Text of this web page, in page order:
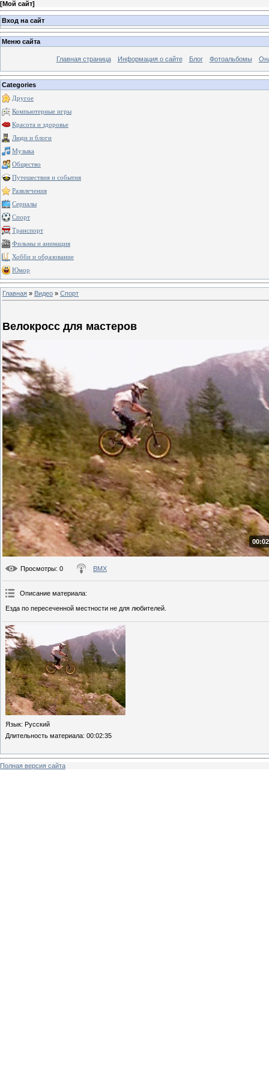
[Мой сайт]
Вход на сайт
Меню сайта
Главная страница Информация о сайте Блог Фотоальбомы
Categories
Другое
Компьютерные игры
Красота и здоровье
Люди и блоги
Музыка
Общество
Путешествия и события
Развлечения
Сериалы
Спорт
Транспорт
Фильмы и анимация
Хобби и образование
Юмор
Главная » Видео » Спорт
Велокросс для мастеров
Просмотры: 0 BMX
Описание материала:
Езда по пересеченной местности не для любителей.
Язык: Русский
Длительность материала: 00:02:35
Полная версия сайта